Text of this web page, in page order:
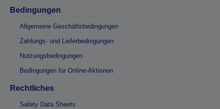
Bedingungen
Allgemeine Geschäftsbedingungen
Zahlungs- und Lieferbedingungen
Nutzungsbedingungen
Bedingungen für Online-Aktionen
Rechtliches
Safety Data Sheets